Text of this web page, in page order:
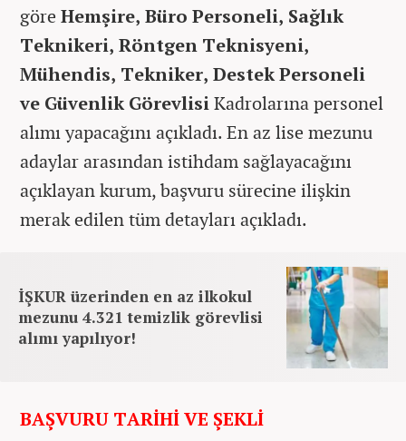
göre Hemşire, Büro Personeli, Sağlık
Teknikeri, Röntgen Teknisyeni,
Mühendis, Tekniker, Destek Personeli
ve Güvenlik GörevlisiKadrolarına personel
alımı yapacağını açıkladı. En az lise mezunu
adaylar arasından istihdam sağlayacağını
açıklayan kurum, başvuru sürecine ilişkin
merak edilen tüm detayları açıkladı.
İŞKUR üzerinden en az ilkokul
mezunu 4.321 temizlik görevlisi
alımı yapılıyor!
BAŞVURU TARİHİ VE ŞEKLİ